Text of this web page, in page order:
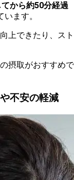
から約50分経過
ます。
上できたり、スト
摂取がおすすめで
不安の軽減